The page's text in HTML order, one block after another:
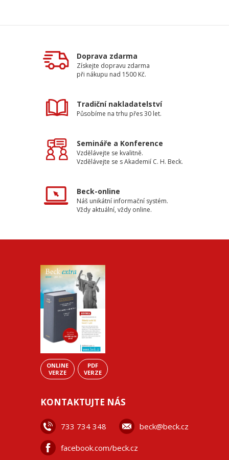
Doprava zdarma
Získejte dopravu zdarma
při nákupu nad 1500 Kč.
Tradiční nakladatelství
Působíme na trhu přes 30 let.
Semináře a Konference
Vzdělávejte se kvalitně.
Vzdělávejte se s Akademií C. H. Beck.
Beck-online
Náš unikátní informační systém.
Vždy aktuální, vždy online.
ONLINE
VERZE
PDF
VERZE
KONTAKTUJTE NÁS
733 734 348 beck@beck.cz
facebook.com/beck.cz